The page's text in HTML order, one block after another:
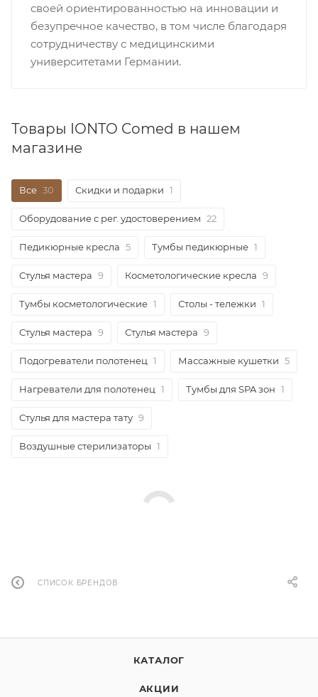
своей ориентированностью на инновации и
безупречное качество, в том числе благодаря
сотрудничеству с медицинскими
университетами Германии.
Товары IONTO Comed в нашем
магазине
Все 30 Скидки и подарки 1
Оборудование с рег. удостоверением 22
Педикюрные кресла 5 Тумбы педикюрные 1
Стулья мастера 9 Косметологические кресла 9
Тумбы косметологические 1 Столы - тележки 1
Стулья мастера 9 Стулья мастера 9
Подогреватели полотенец 1 Массажные кушетки 5
Нагреватели для полотенец 1 Тумбы для SPA зон 1
Стулья для мастера тату 9
Воздушные стерилизаторы 1
СПИСОК БРЕНДОВ
КАТАЛОГ
АКЦИИ